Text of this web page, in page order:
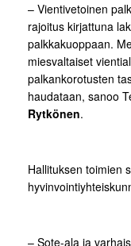
– Vientivetoinen
rajoitus kirjattuna
palkkakuoppaan.
miesvaltaiset
palkankorotusten
haudataan, sanoo
Rytkönen.
Hallituksen toimien
– Sote-ala ja